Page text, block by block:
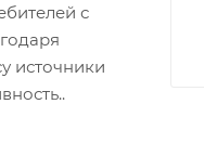
с
источники